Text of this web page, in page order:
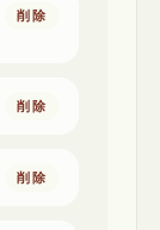
削除
削除
削除